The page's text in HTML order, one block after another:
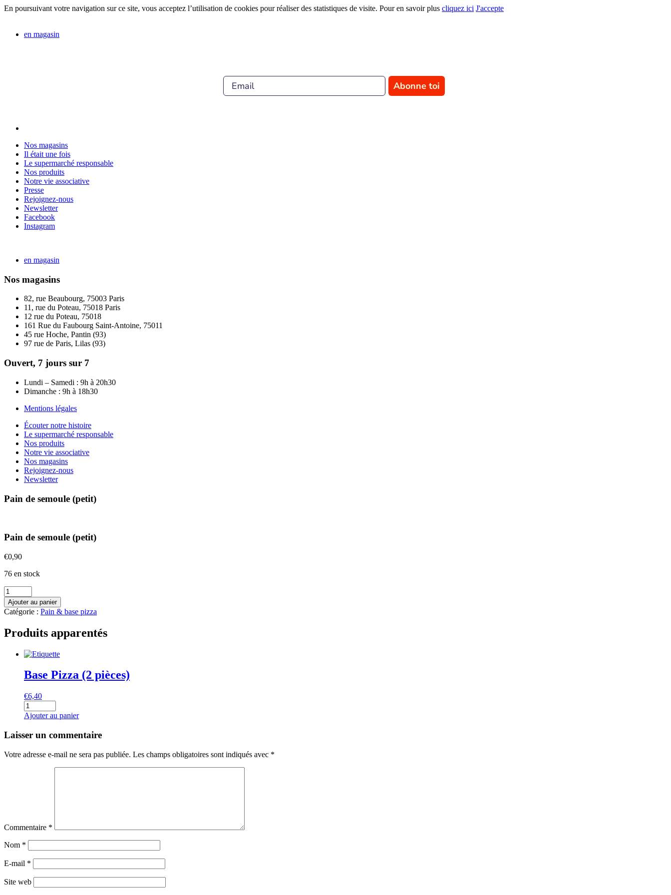
En poursuivant votre navigation sur ce site, vous acceptez l’utilisation de cookies pour réaliser des statistiques de visite. Pour en savoir plus cliquez ici J'accepte
en magasin
Abonne toi
Nos magasins
Il était une fois
Le supermarché responsable
Nos produits
Notre vie associative
Presse
Rejoignez-nous
Newsletter
Facebook
Instagram
en magasin
Nos magasins
82, rue Beaubourg, 75003 Paris
11, rue du Poteau, 75018 Paris
12 rue du Poteau, 75018
161 Rue du Faubourg Saint-Antoine, 75011
45 rue Hoche, Pantin (93)
97 rue de Paris, Lilas (93)
Ouvert, 7 jours sur 7
Lundi – Samedi : 9h à 20h30
Dimanche : 9h à 18h30
Mentions légales
Écouter notre histoire
Le supermarché responsable
Nos produits
Notre vie associative
Nos magasins
Rejoignez-nous
Newsletter
Pain de semoule (petit)
Pain de semoule (petit)
€0,90
76 en stock
quantité
de
Pain
de
(petit)
Ajouter au panier
Catégorie : Pain & base pizza
Produits apparentés
Base Pizza (2 pièces)
€6,40
quantité
de
Base
(2
Ajouter au panier
Laisser un commentaire
Votre adresse e-mail ne sera pas publiée. Les champs obligatoires sont indiqués avec *
Commentaire *
Nom *
E-mail *
Site web